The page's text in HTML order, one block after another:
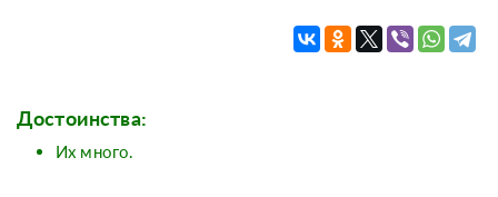
Достоинства:
Их много.